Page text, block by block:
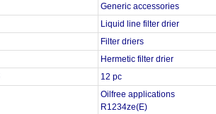
Generic accessories
Liquid line filter drier
Filter driers
Hermetic filter drier
12 pc
Oilfree applications
R1234ze(E)